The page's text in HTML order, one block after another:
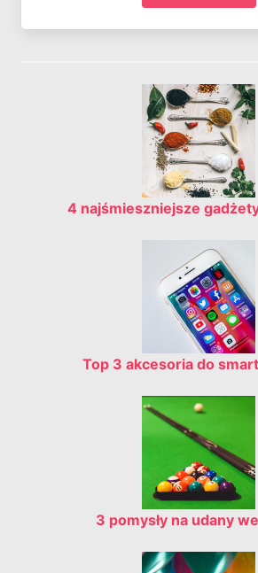
4 najśmieszniejsze
Top 3 akcesoria do
3 pomysły na udany